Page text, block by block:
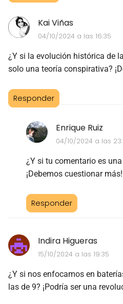
Kai Viñas
04/10/2024 a las 16:35
¿Y si la evolución histórica de
solo una teoría conspirativa?
Responder
Enrique Ruiz
04/10/2024 a las
¿Y si tu comentario es
¡Debemos cuestionar más!
Responder
Indira Higueras
15/10/2024 a las 19:35
¿Y si nos enfocamos en
las de 9? ¡Podría ser una